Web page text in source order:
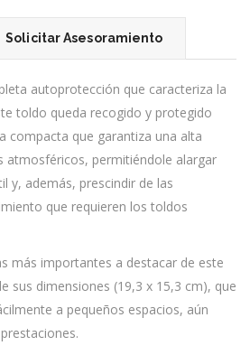
Solicitar Asesoramiento
autoprotección que caracteriza la
toldo queda recogido y protegido
compacta que garantiza una alta
atmosféricos, permitiéndole alargar
y, además, prescindir de las
que requieren los toldos
más importantes a destacar de este
sus dimensiones (19,3 x 15,3 cm), que
a pequeños espacios, aún